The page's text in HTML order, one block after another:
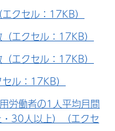
クセル：17KB）
エクセル：17KB）
エクセル：17KB）
ル：17KB）
労働者の1人平均月間
30人以上）（エクセ